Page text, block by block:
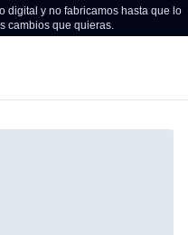
digital y no fabricamos hasta que lo
cambios que quieras.